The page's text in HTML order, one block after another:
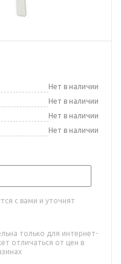
Нет в наличии
Нет в наличии
Нет в наличии
Нет в наличии
с вами и уточнят
только для интернет-
отличаться от цен в